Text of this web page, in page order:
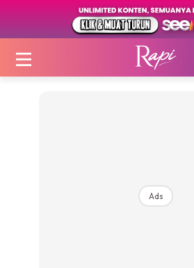
Login|Register
Ads